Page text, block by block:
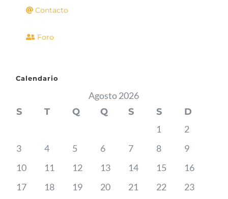
Contacto
Foro
Calendario
Agosto 2026
S
T Q Q S S
D
1
2
3
4 5 6 7 8
9
10
11 12 13 14 15
16
17
18 19 20 21 22
23